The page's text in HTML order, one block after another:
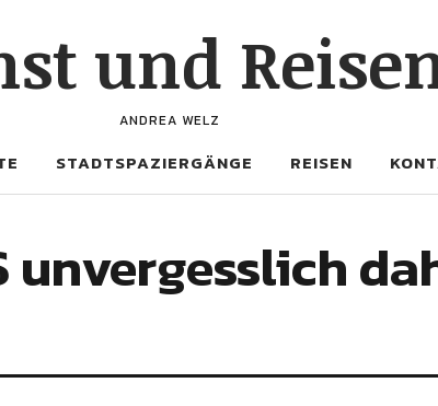
und
ANDREA WELZ
STADTSPAZIERGÄNGE REISEN
unvergesslich